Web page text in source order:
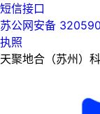
短信接口
苏公网安备
执照
天聚地合（苏州）